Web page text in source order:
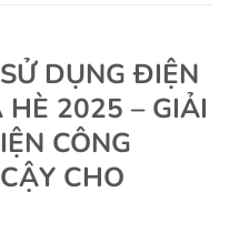
DỤNG ĐIỆN
HÈ 2025 – GIẢI
CÔNG
CHO